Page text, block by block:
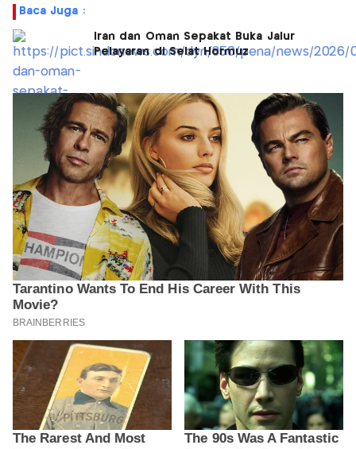
Baca Juga :
Iran dan Oman Sepakat Buka Jalur
Pelayaran di Selat Hormuz